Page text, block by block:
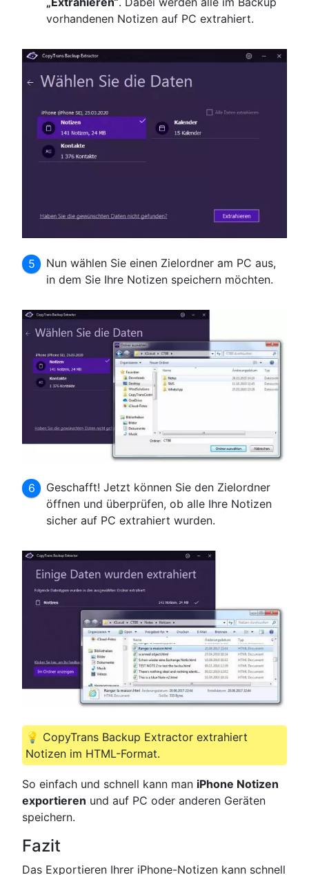
vorhandenen Notizen auf PC extrahiert.
Nun wählen Sie einen Zielordner am PC aus,
in dem Sie Ihre Notizen speichern möchten.
Geschafft! Jetzt können Sie den Zielordner
öffnen und überprüfen, ob alle Ihre Notizen
sicher auf PC extrahiert wurden.
💡 CopyTrans Backup Extractor extrahiert
Notizen im HTML-Format.
So einfach und schnell kann man iPhone Notizen
exportieren und auf PC oder anderen Geräten
speichern.
Fazit
Das Exportieren Ihrer iPhone-Notizen kann schnell